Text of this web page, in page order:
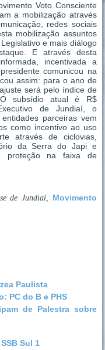
Voto Consciente
a mobilização através
redes sociais
mobilização assuntos
e mais diálogo
E através desta
incentivada a
comunicou na
assim: para o ano de
será pelo índice de
O subsídio atual é R$
de Jundiaí, o
parceiras vem
como incentivo ao uso
através de ciclovias,
da Serra do Japi e
na faixa de
de Jundiaí, Movimento
Paulista
PC do B e PHS
de Palestra sobre
Sul 1